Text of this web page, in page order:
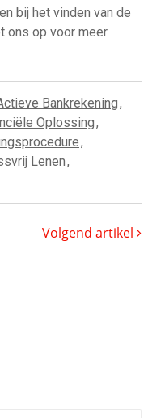
bij het vinden van de
ons op voor meer
Bankrekening,
Oplossing,
,
Lenen,
Volgend artikel